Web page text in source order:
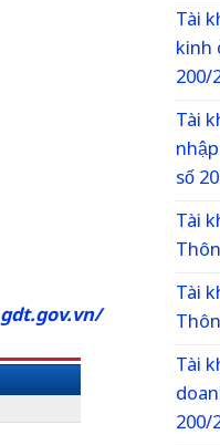
Tài
kinh
Tài
số
Tài
Tài
Tài